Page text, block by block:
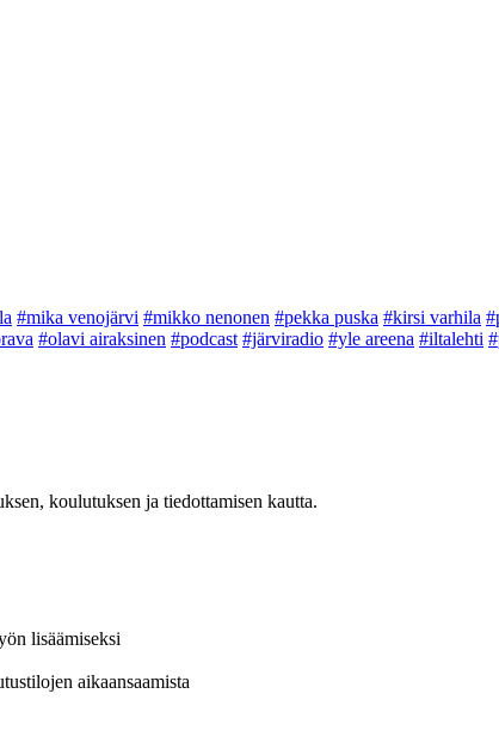
#mika venojärvi #mikko nenonen #pekka puska #kirsi varhila
#olavi airaksinen #podcast #järviradio #yle areena #iltalehti
koulutuksen ja tiedottamisen kautta.
lisäämiseksi
aikaansaamista